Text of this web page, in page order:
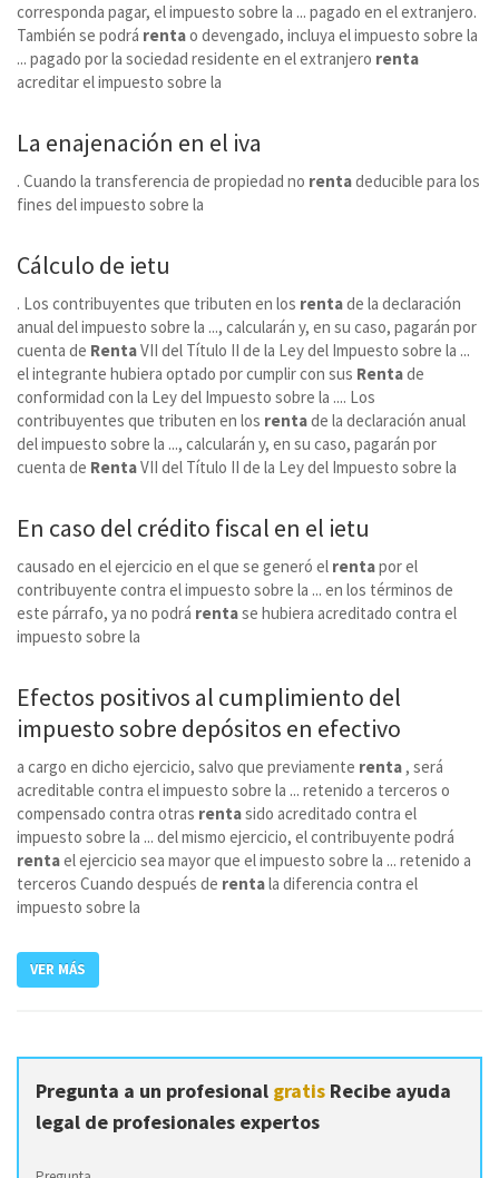
corresponda pagar, el impuesto sobre la ... pagado en el extranjero.
También se podrá rentao devengado, incluya el impuesto sobre la
... pagado por la sociedad residente en el extranjero renta
acreditar el impuesto sobre la
La enajenación en el iva
. Cuando la transferencia de propiedad no rentadeducible para los
fines del impuesto sobre la
Cálculo de ietu
. Los contribuyentes que tributen en los rentade la declaración
anual del impuesto sobre la ..., calcularán y, en su caso, pagarán por
cuenta de RentaVII del Título II de la Ley del Impuesto sobre la ...
el integrante hubiera optado por cumplir con sus Rentade
conformidad con la Ley del Impuesto sobre la .... Los
contribuyentes que tributen en los rentade la declaración anual
del impuesto sobre la ..., calcularán y, en su caso, pagarán por
cuenta de RentaVII del Título II de la Ley del Impuesto sobre la
En caso del crédito fiscal en el ietu
causado en el ejercicio en el que se generó el rentapor el
contribuyente contra el impuesto sobre la ... en los términos de
este párrafo, ya no podrá rentase hubiera acreditado contra el
impuesto sobre la
Efectos positivos al cumplimiento del
impuesto sobre depósitos en efectivo
a cargo en dicho ejercicio, salvo que previamente renta, será
acreditable contra el impuesto sobre la ... retenido a terceros o
compensado contra otras rentasido acreditado contra el
impuesto sobre la ... del mismo ejercicio, el contribuyente podrá
rentael ejercicio sea mayor que el impuesto sobre la ... retenido a
terceros Cuando después de rentala diferencia contra el
impuesto sobre la
VER MÁS
Pregunta a un profesional gratis Recibe ayuda
legal de profesionales expertos